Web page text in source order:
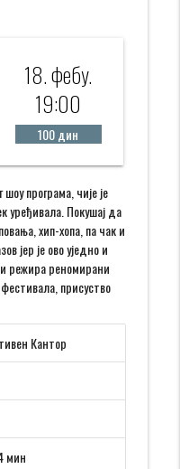
18. фебy.
19:00
100 дин
програма, чије је
уређивала. Покушај да
хип-хопа, па чак и
јер је ово уједно и
режира реномирани
присуство
Кантор
мин